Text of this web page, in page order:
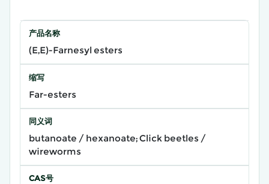
产品名称
(E,E)-Farnesyl esters
缩写
Far-esters
同义词
butanoate / hexanoate; Click beetles /
wireworms
CAS号